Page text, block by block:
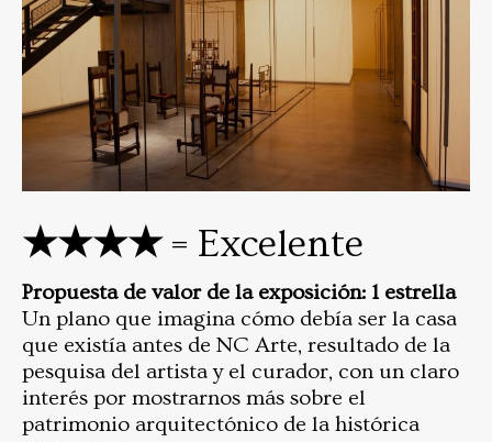
★★★★= Excelente
Propuesta de valor de la exposición: 1 estrella
Un plano que imagina cómo debía ser la casa
que existía antes de NC Arte, resultado de la
pesquisa del artista y el curador, con un claro
interés por mostrarnos más sobre el
patrimonio arquitectónico de la histórica